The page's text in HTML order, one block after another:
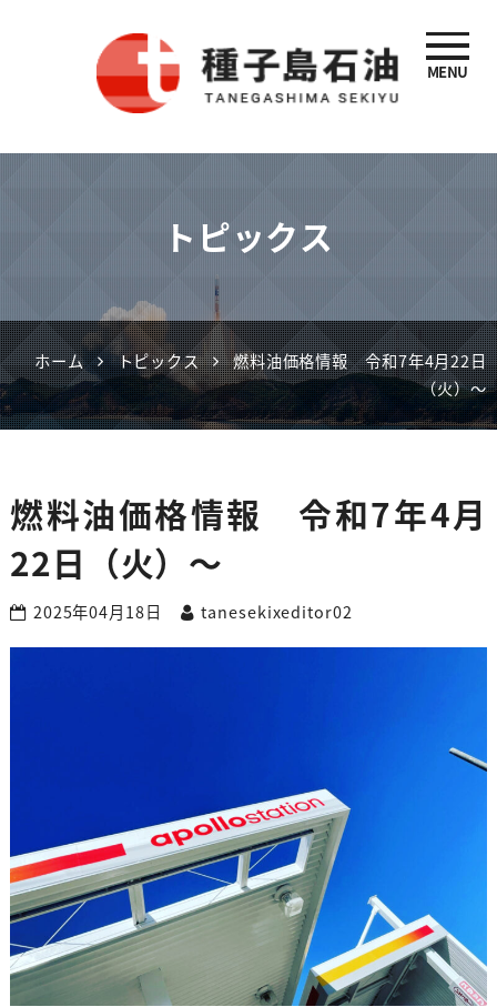
種子島石油
MENU
トピックス
ホーム トピックス
燃料油価格情報 令和7年4月22日
（火）～
燃料油価格情報 令和7年4月
22日（火）～
2025年04月18日 tanesekixeditor02